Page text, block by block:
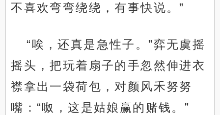
不喜欢弯弯绕绕，有事快说。”
“唉，还真是急性子。”弈无虞摇
摇头，把玩着扇子的手忽然伸进衣
襟拿出一袋荷包，对颜风禾努努
嘴：“呶，这是姑娘赢的赌钱。”